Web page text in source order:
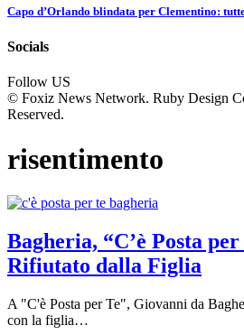
Capo d’Orlando blindata per Clementino:
Socials
Follow US
© Foxiz News Network. Ruby Design
Reserved.
risentimento
Bagheria, “C’è Posta
Rifiutato dalla Figlia
A "C'è Posta per Te", Giovanni da
con la figlia…